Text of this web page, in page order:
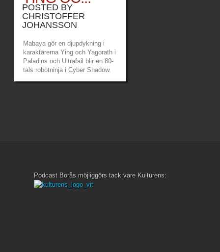
POSTED BY
CHRISTOFFER
JOHANSSON
Mabaya gör en djupdykning i
karaktärerna Ying och Yagorath i
Paladins och Ultrafail blir en 80-
tals robotninja i Cyber Shadow.
Podcast Borås möjliggörs tack vare Kulturens: